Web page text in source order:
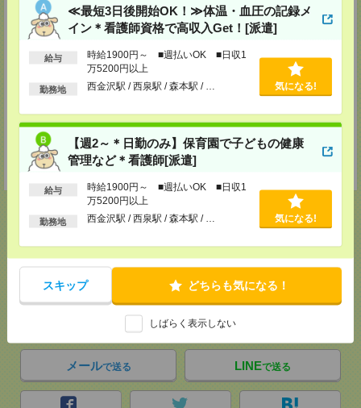
≪最短3日後開始OK！≫体温・血圧の記録メ
イン＊看護師資格で高収入Get！[派遣]
給与
時給1900円～ ■週払いOK ■日収1
万5200円以上
勤務地 西金沢駅 / 西泉駅 / 森本駅 / … 気になる!
【週2～＊日勤のみ】保育園で子どもの健康
管理など＊看護師[派遣]
給与
時給1900円～ ■週払いOK ■日収1
万5200円以上
勤務地 西金沢駅 / 西泉駅 / 森本駅 / … 気になる!
スキップ どちらも気になる！
しばらく表示しない
石川県金沢市広岡1-2-26 AGS2 2F
TEL：0120-941-687
MAIL： tenshoku@nikken-ts.jp
担当：採用担当
メディカルケア事業部 松本オフィス
長野県松本市中央一丁目8番11号 セントラル松本中央ビル401号室
TEL：0120-936-218
担当：採用担当
登録交通費
★今ならご来社登録でQUOカード2000円分をプレゼント中★
応募ページへ
気になる！
メールで送る LINEで送る